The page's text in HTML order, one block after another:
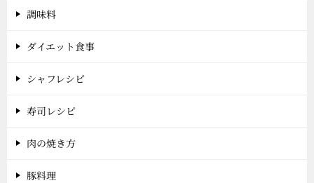
調味料
ダイエット食事
シャフレシピ
寿司レシピ
肉の焼き方
豚料理